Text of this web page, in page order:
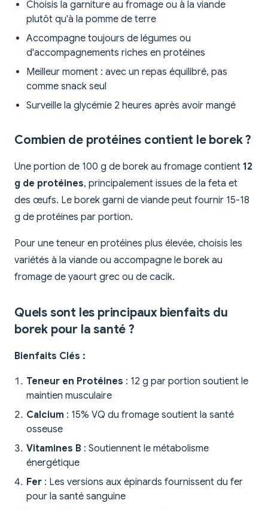
Choisis la garniture au fromage ou à la viande
plutôt qu'à la pomme de terre
Accompagne toujours de légumes ou
d'accompagnements riches en protéines
Meilleur moment : avec un repas équilibré, pas
comme snack seul
Surveille la glycémie 2 heures après avoir mangé
Combien de protéines contient le borek ?
Une portion de 100 g de borek au fromage contient 12
g de protéines, principalement issues de la feta et
des œufs. Le borek garni de viande peut fournir 15-18
g de protéines par portion.
Pour une teneur en protéines plus élevée, choisis les
variétés à la viande ou accompagne le borek au
fromage de yaourt grec ou de cacik.
Quels sont les principaux bienfaits du
borek pour la santé ?
Bienfaits Clés :
Teneur en Protéines : 12 g par portion soutient le
maintien musculaire
Calcium : 15% VQ du fromage soutient la santé
osseuse
Vitamines B : Soutiennent le métabolisme
énergétique
Fer : Les versions aux épinards fournissent du fer
pour la santé sanguine